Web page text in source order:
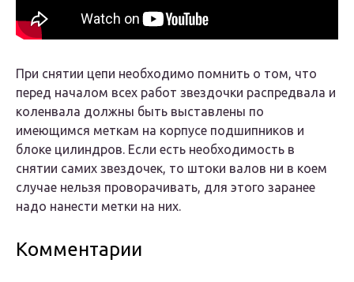
При снятии цепи необходимо помнить о том, что
перед началом всех работ звездочки распредвала и
коленвала должны быть выставлены по
имеющимся меткам на корпусе подшипников и
блоке цилиндров. Если есть необходимость в
снятии самих звездочек, то штоки валов ни в коем
случае нельзя проворачивать, для этого заранее
надо нанести метки на них.
Комментарии